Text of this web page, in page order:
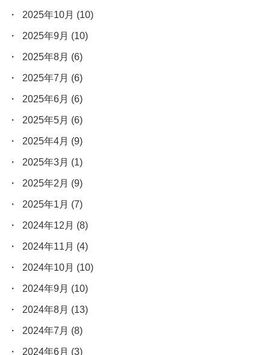
2025年10月 (10)
2025年9月 (10)
2025年8月 (6)
2025年7月 (6)
2025年6月 (6)
2025年5月 (6)
2025年4月 (9)
2025年3月 (1)
2025年2月 (9)
2025年1月 (7)
2024年12月 (8)
2024年11月 (4)
2024年10月 (10)
2024年9月 (10)
2024年8月 (13)
2024年7月 (8)
2024年6月 (3)